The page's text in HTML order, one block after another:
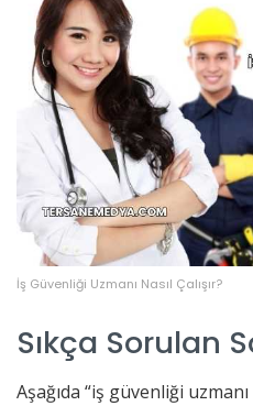
İş Güvenliği Uzmanı Nasıl Çalışır?
Sıkça Sorulan
Aşağıda “iş güvenliği uzmanı